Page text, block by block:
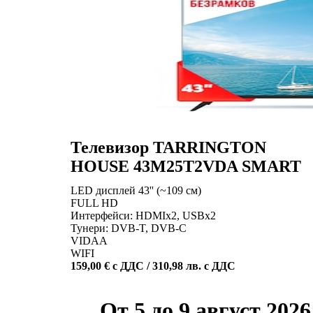
Телевизор TARRINGTON
HOUSE 43M25T2VDA SMART
LED дисплей 43'' (~109 см)
FULL HD
Интерфейси: HDMIх2, USBх2
Тунери: DVB-T, DVB-C
VIDAA
WIFI
159,00 € с ДДС / 310,98 лв. с ДДС